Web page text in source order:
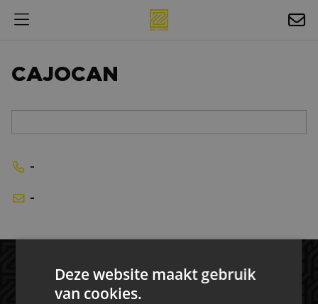
NIEUWS
BEDRIJVENGIDS
CAJOCAN
-
-
Deze website maakt gebruik
van cookies.